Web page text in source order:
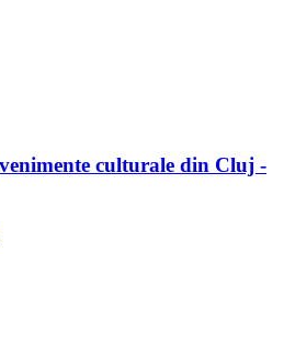
culturale din Cluj -